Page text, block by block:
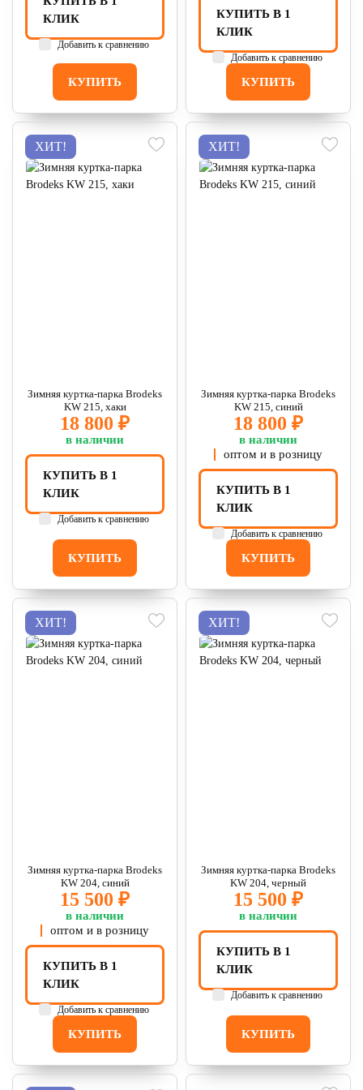
КУПИТЬ
КЛИК
Добавить к сравнению
КУПИТЬ
КУПИТЬ В 1
КЛИК
Добавить к сравнению
ХИТ!
Зимняя куртка-парка Brodeks
KW 215, хаки
18 800 ₽
в наличии
КУПИТЬ
КУПИТЬ В 1
КЛИК
Добавить к сравнению
ХИТ!
Зимняя куртка-парка Brodeks
KW 215, синий
18 800 ₽
в наличии
оптом и в розницу
КУПИТЬ
КУПИТЬ В 1
КЛИК
Добавить к сравнению
ХИТ!
Зимняя куртка-парка Brodeks
KW 204, синий
15 500 ₽
в наличии
оптом и в розницу
КУПИТЬ
КУПИТЬ В 1
КЛИК
Добавить к сравнению
ХИТ!
Зимняя куртка-парка Brodeks
KW 204, черный
15 500 ₽
в наличии
КУПИТЬ
КУПИТЬ В 1
КЛИК
Добавить к сравнению